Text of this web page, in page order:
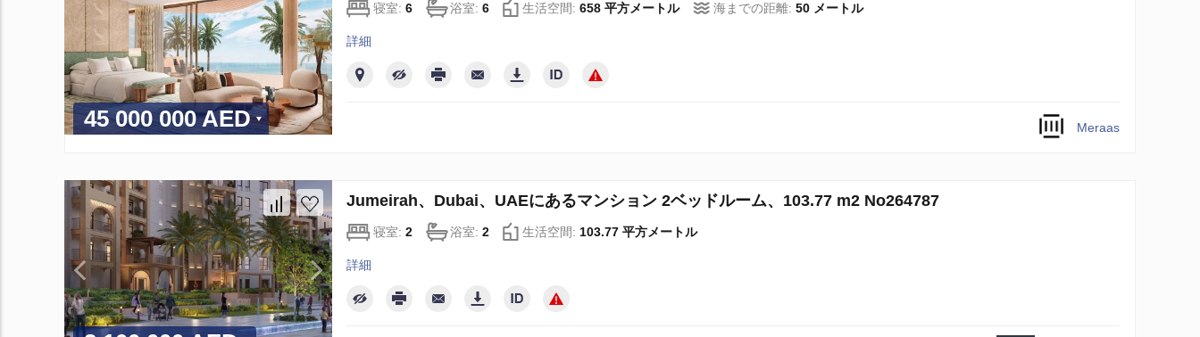
45 000 000 AED
寝室: 6 浴室: 6 生活空間: 658 平方メートル 海までの距離: 50 メートル
詳細
Meraas
Jumeirah、Dubai、UAEにあるマンション 2ベッドルーム、103.77 m2 No264787
寝室: 2 浴室: 2 生活空間: 103.77 平方メートル
詳細